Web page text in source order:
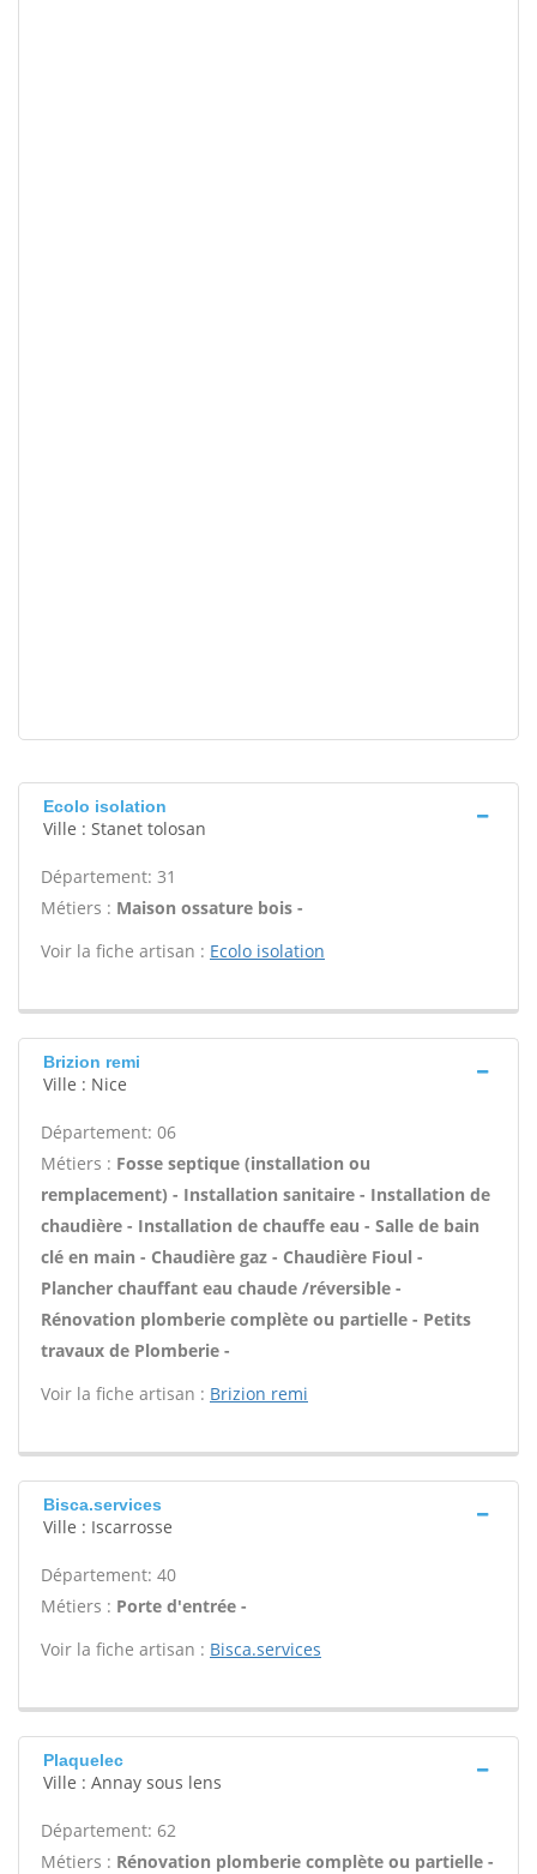
Ecolo isolation
Ville : Stanet tolosan
Département: 31
Métiers : Maison ossature bois -
Voir la fiche artisan : Ecolo isolation
Brizion remi
Ville : Nice
Département: 06
Métiers : Fosse septique (installation ou
remplacement) - Installation sanitaire - Installation de
chaudière - Installation de chauffe eau - Salle de bain
clé en main - Chaudière gaz - Chaudière Fioul -
Plancher chauffant eau chaude /réversible -
Rénovation plomberie complète ou partielle - Petits
travaux de Plomberie -
Voir la fiche artisan : Brizion remi
Bisca.services
Ville : Iscarrosse
Département: 40
Métiers : Porte d'entrée -
Voir la fiche artisan : Bisca.services
Plaquelec
Ville : Annay sous lens
Département: 62
Métiers : Rénovation plomberie complète ou partielle -